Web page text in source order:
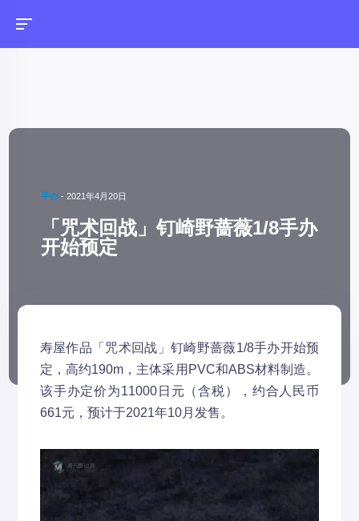
手办-2021年4月20日
「咒术回战」钉崎野蔷薇1/8手办
开始预定
寿屋作品「咒术回战」钉崎野蔷薇1/8手办开始预
定，高约190m，主体采用PVC和ABS材料制造。
该手办定价为11000日元（含税），约合人民币
661元，预计于2021年10月发售。